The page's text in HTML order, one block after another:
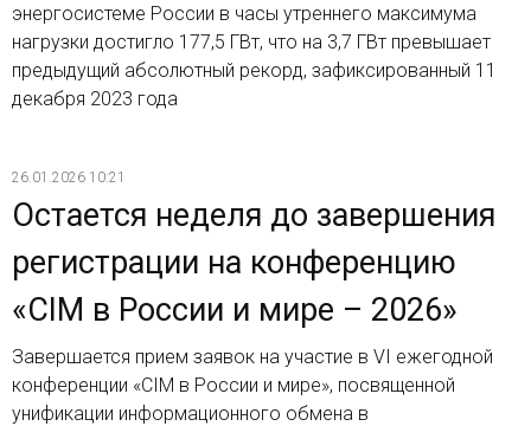
энергосистеме России в часы утреннего максимума
нагрузки достигло 177,5 ГВт, что на 3,7 ГВт превышает
предыдущий абсолютный рекорд, зафиксированный 11
декабря 2023 года
26.01.2026 10:21
Остается неделя до завершения
регистрации на конференцию
«CIM в России и мире – 2026»
Завершается прием заявок на участие в VI ежегодной
конференции «CIM в России и мире», посвященной
унификации информационного обмена в